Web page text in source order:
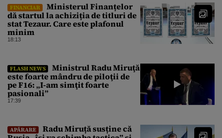
FINANCIAR
Ministerul Finanțelor
dă startul la achiziția de titluri de
stat Tezaur. Care este plafonul
minim
18:13
FLASH NEWS
Ministrul Radu Miruţă
este foarte mândru de piloţii de
pe F16: „I-am simţit foarte
pasionali”
17:39
APĂRARE
Radu Miruță susține că